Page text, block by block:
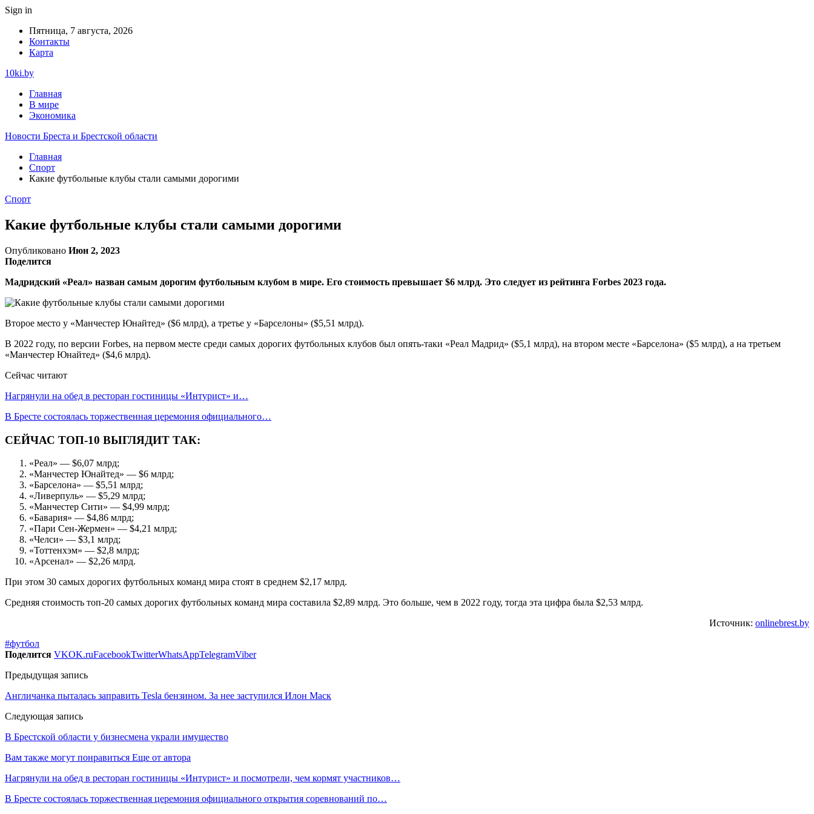
Sign in
Пятница, 7 августа, 2026
Контакты
Карта
10ki.by
Главная
В мире
Экономика
Новости Бреста и Брестской области
Главная
Спорт
Какие футбольные клубы стали самыми дорогими
Спорт
Какие футбольные клубы стали самыми дорогими
Опубликовано Июн 2, 2023
Поделится
Мадридский «Реал» назван самым дорогим футбольным клубом в мире. Его стоимость превышает $6 млрд. Это следует из рейтинга Forbes 2023 года.
Второе место у «Манчестер Юнайтед» ($6 млрд), а третье у «Барселоны» ($5,51 млрд).
В 2022 году, по версии Forbes, на первом месте среди самых дорогих футбольных клубов был опять-таки «Реал Мадрид» ($5,1 млрд), на втором месте «Барселона» ($5 млрд), а на третьем
«Манчестер Юнайтед» ($4,6 млрд).
Сейчас читают
Нагрянули на обед в ресторан гостиницы «Интурист» и…
В Бресте состоялась торжественная церемония официального…
СЕЙЧАС ТОП-10 ВЫГЛЯДИТ ТАК:
«Реал» — $6,07 млрд;
«Манчестер Юнайтед» — $6 млрд;
«Барселона» — $5,51 млрд;
«Ливерпуль» — $5,29 млрд;
«Манчестер Сити» — $4,99 млрд;
«Бавария» — $4,86 млрд;
«Пари Сен-Жермен» — $4,21 млрд;
«Челси» — $3,1 млрд;
«Тоттенхэм» — $2,8 млрд;
«Арсенал» — $2,26 млрд.
При этом 30 самых дорогих футбольных команд мира стоят в среднем $2,17 млрд.
Средняя стоимость топ-20 самых дорогих футбольных команд мира составила $2,89 млрд. Это больше, чем в 2022 году, тогда эта цифра была $2,53 млрд.
Источник: onlinebrest.by
#футбол
Поделится VKOK.ruFacebookTwitterWhatsAppTelegramViber
Предыдущая запись
Англичанка пыталась заправить Tesla бензином. За нее заступился Илон Маск
Следующая запись
В Брестской области у бизнесмена украли имущество
Вам также могут понравиться Еще от автора
Нагрянули на обед в ресторан гостиницы «Интурист» и посмотрели, чем кормят участников…
В Бресте состоялась торжественная церемония официального открытия соревнований по…